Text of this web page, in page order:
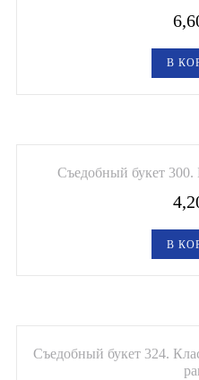
В
Съедобный букет
В
Съедобный букет 324.